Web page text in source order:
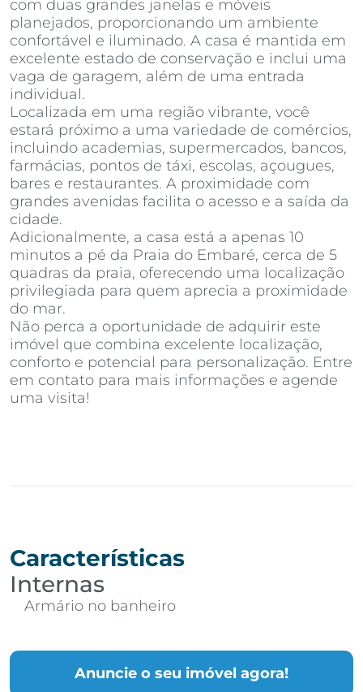
com duas grandes janelas e móveis
planejados, proporcionando um ambiente
confortável e iluminado. A casa é mantida em
excelente estado de conservação e inclui uma
vaga de garagem, além de uma entrada
individual.
Localizada em uma região vibrante, você
estará próximo a uma variedade de comércios,
incluindo academias, supermercados, bancos,
farmácias, pontos de táxi, escolas, açougues,
bares e restaurantes. A proximidade com
grandes avenidas facilita o acesso e a saída da
cidade.
Adicionalmente, a casa está a apenas 10
minutos a pé da Praia do Embaré, cerca de 5
quadras da praia, oferecendo uma localização
privilegiada para quem aprecia a proximidade
do mar.
Não perca a oportunidade de adquirir este
imóvel que combina excelente localização,
conforto e potencial para personalização. Entre
em contato para mais informações e agende
uma visita!
Anuncie o seu imóvel agora!
Características
Internas
Armário no banheiro